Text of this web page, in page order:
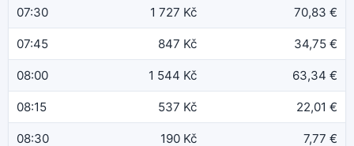
07:30 1 727 Kč 70,83 €
07:45 847 Kč 34,75 €
08:00 1 544 Kč 63,34 €
08:15 537 Kč 22,01 €
08:30 190 Kč 7,77 €